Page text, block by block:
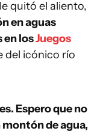
quitó el aliento,
en aguas
en losJuegos
del icónico río
Espero que no
montón de agua,